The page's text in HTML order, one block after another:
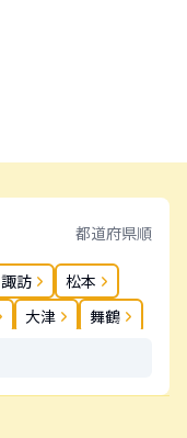
都道府県順
諏訪
松本
大津
舞鶴